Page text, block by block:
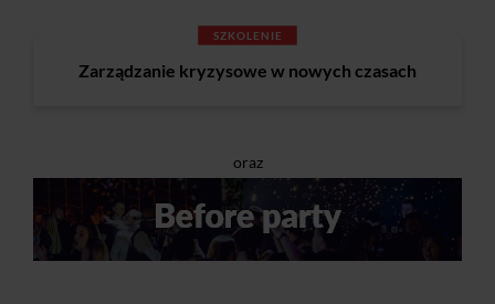
SZKOLENIE
Zarządzanie kryzysowe w nowych czasach
oraz